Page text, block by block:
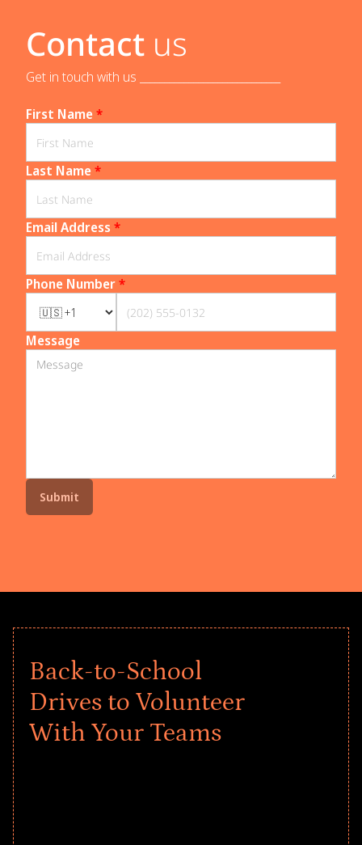
Contact us
Get in touch with us _____________________________
First Name*
Last Name*
Email Address *
Phone Number*
Message
Back-to-School
Drives to Volunteer
With Your Teams